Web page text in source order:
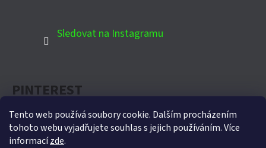
Tento web používá soubory cookie. Dalším procházením
tohoto webu vyjadřujete souhlas s jejich používáním. Více
informacízde.
Sledovat na Instagramu
PINTEREST
Oficiální partner Biohort pro Českou republiku